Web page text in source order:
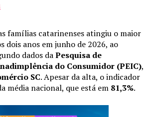
famílias catarinenses atingiu o maior
dois anos em junho de 2026, ao
dados daPesquisa de
do Consumidor (PEIC),
SC. Apesar da alta, o indicador
média nacional, que está em 81,3%.